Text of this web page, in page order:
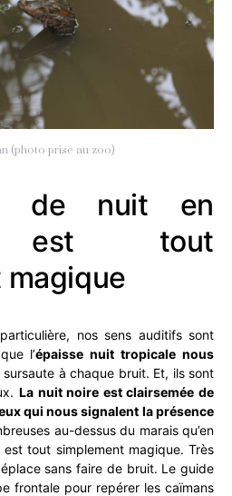
(photo prise au zoo)
de nuit en
est tout
nos sens auditifs sont
l’épaisse nuit tropicale nous
sursaute à chaque bruit. Et, ils sont
La nuit noire est clairsemée de
qui nous signalent la présence
au-dessus du marais qu’en
tout simplement magique. Très
sans faire de bruit. Le guide
frontale pour repérer les caïmans